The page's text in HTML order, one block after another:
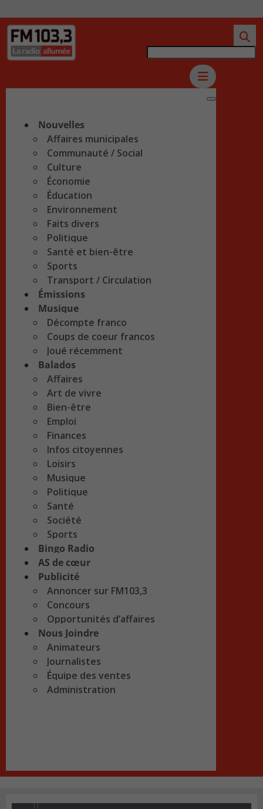
Nouvelles
Affaires municipales
Communauté / Social
Culture
Économie
Éducation
Environnement
Faits divers
Politique
Santé et bien-être
Sports
Transport / Circulation
Émissions
Musique
Décompte franco
Coups de coeur francos
Joué récemment
Balados
Affaires
Art de vivre
Bien-être
Emploi
Finances
Infos citoyennes
Loisirs
Musique
Politique
Santé
Société
Sports
Bingo Radio
AS de cœur
Publicité
Annoncer sur FM103,3
Concours
Opportunités d’affaires
Nous Joindre
Animateurs
Journalistes
Équipe des ventes
Administration